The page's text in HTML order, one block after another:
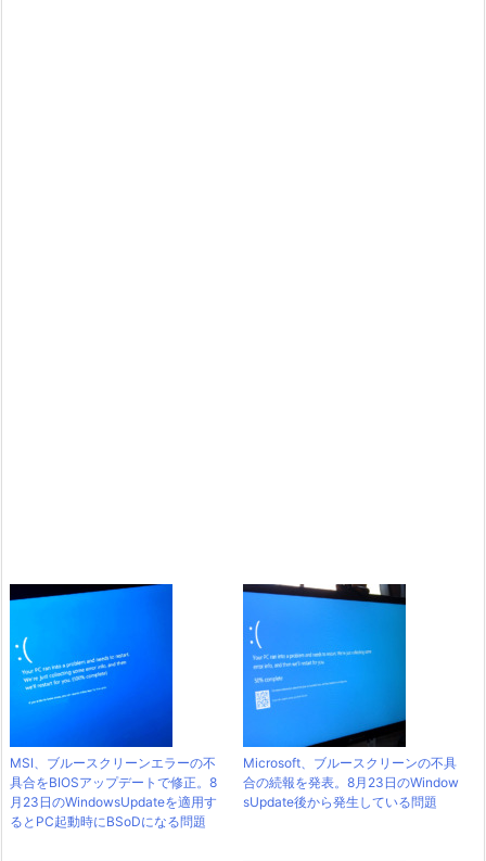
MSI、ブルースクリーンエラーの不
具合をBIOSアップデートで修正。8
月23日のWindowsUpdateを適用す
るとPC起動時にBSoDになる問題
Microsoft、ブルースクリーンの不具
合の続報を発表。8月23日のWindow
sUpdate後から発生している問題